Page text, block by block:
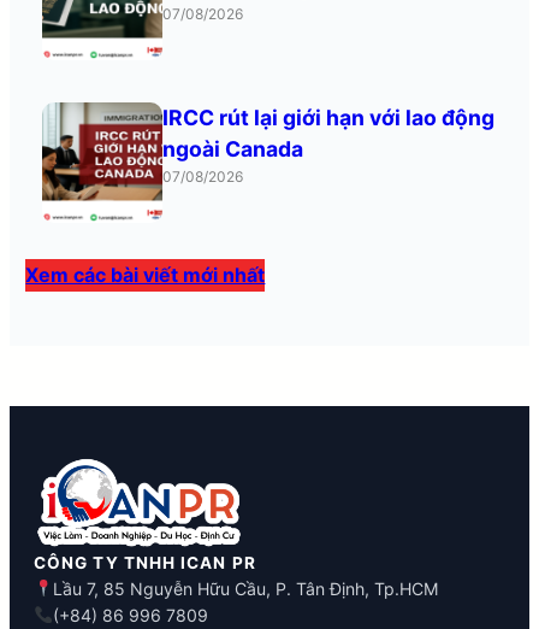
07/08/2026
IRCC rút lại giới hạn với lao động
ngoài Canada
07/08/2026
Xem các bài viết mới nhất
CÔNG TY TNHH ICAN PR
Lầu 7, 85 Nguyễn Hữu Cầu, P. Tân Định, Tp.HCM
(+84) 86 996 7809